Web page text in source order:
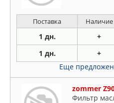
Поставка Наличие
1 дн. +
1 дн. +
Еще
zommer
Фильтр